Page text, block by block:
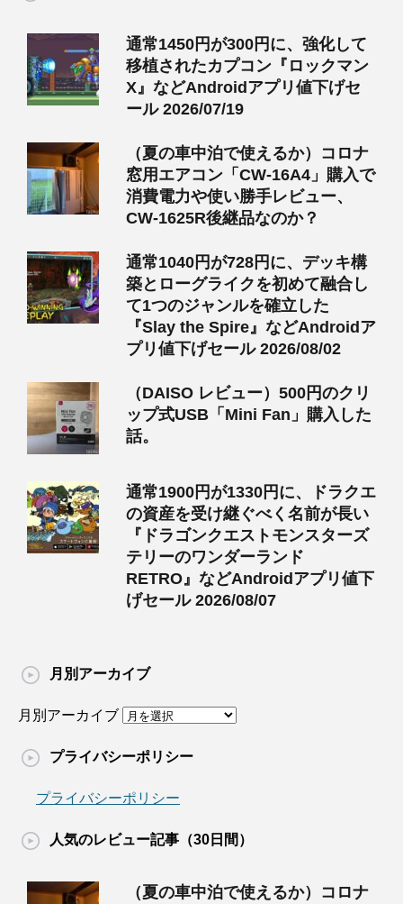
通常1450円が300円に、強化して
移植されたカプコン『ロックマン
X』などAndroidアプリ値下げセ
ール 2026/07/19
（夏の車中泊で使えるか）コロナ
窓用エアコン「CW-16A4」購入で
消費電力や使い勝手レビュー、
CW-1625R後継品なのか？
通常1040円が728円に、デッキ構
築とローグライクを初めて融合し
て1つのジャンルを確立した
『Slay the Spire』などAndroidア
プリ値下げセール 2026/08/02
（DAISO レビュー）500円のクリ
ップ式USB「Mini Fan」購入した
話。
通常1900円が1330円に、ドラクエ
の資産を受け継ぐべく名前が長い
『ドラゴンクエストモンスターズ
テリーのワンダーランド
RETRO』などAndroidアプリ値下
げセール 2026/08/07
月別アーカイブ
月別アーカイブ
プライバシーポリシー
プライバシーポリシー
人気のレビュー記事（30日間）
（夏の車中泊で使えるか）コロナ